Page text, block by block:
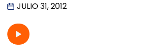
JULIO 31, 2012